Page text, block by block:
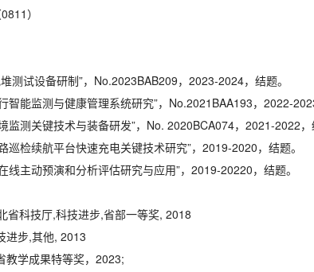
）
测试设备研制”，No.2023BAB209，2023-2024，结题。
能监测与健康管理系统研究”，No.2021BAA193，2022-
测关键技术与装备研发”，No. 2020BCA074，2021-2022，
检续航平台快速充电关键技术研究”，2019-2020，结题。
主动预演和分析评估研究与应用”，2019-20220，结题。
省科技厅,科技进步,省部一等奖, 2018
进步,其他, 2013
教学成果特等奖，2023;